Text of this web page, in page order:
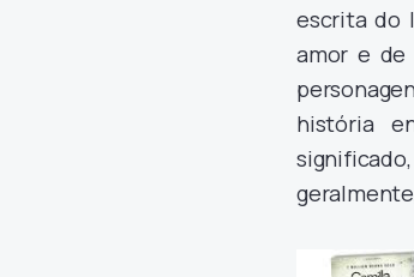
escrita do
amor e de
história